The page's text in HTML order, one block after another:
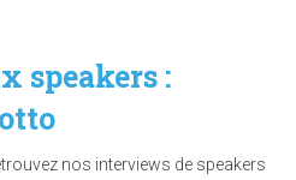
speakers :
nos interviews de speakers